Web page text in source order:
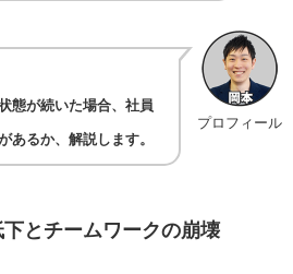
プロフィール
態が続いた場合、社員
あるか、解説します。
とチームワークの崩壊